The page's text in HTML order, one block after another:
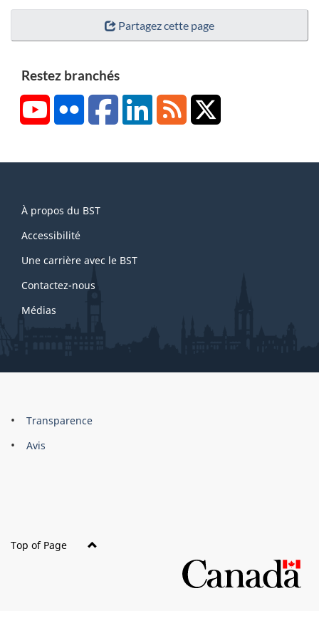
Partagez cette page
Restez branchés
YouTubeFlickr FacebookLinkedInRSS
this
site
À propos du BST
Accessibilité
Une carrière avec le BST
Contactez-nous
Médias
About
this
Brand
Transparence
Avis
Top of Page